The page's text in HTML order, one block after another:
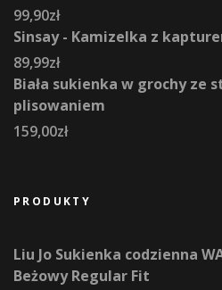
99,90zł
Sinsay - Kamizelka z
89,99zł
Biała sukienka w grochy ze
plisowaniem
159,00zł
PRODUKTY
Liu Jo Sukienka codzienna
Beżowy Regular Fit